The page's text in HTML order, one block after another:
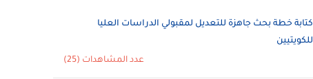
كتابة خطة بحث جاهزة للتعديل لمقبولي الدراسات العليا
للكويتيين
عدد المشاهدات (25)